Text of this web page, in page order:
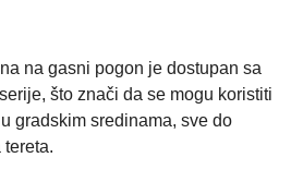
na gasni pogon je dostupan sa
što znači da se mogu koristiti
gradskim sredinama, sve do